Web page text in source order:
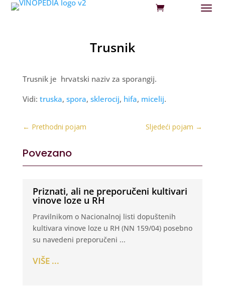
Trusnik
Trusnik je hrvatski naziv za sporangij.
Vidi: truska, spora, sklerocij, hifa, micelij.
← Prethodni pojam Sljedeći pojam →
Povezano
Priznati, ali ne preporučeni kultivari
vinove loze u RH
Pravilnikom o Nacionalnoj listi dopuštenih
kultivara vinove loze u RH (NN 159/04) posebno
su navedeni preporučeni ...
VIŠE ...